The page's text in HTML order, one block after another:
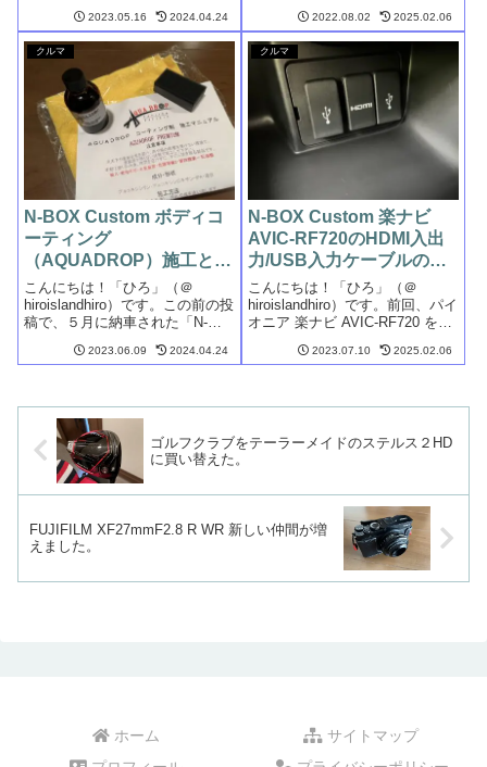
ンピングカーの需要もかつてな
いほどの大好調。キャンピング
カ...
2023.05.16 2024.04.24
しました。商品は「コムテック
COMTEC ZDR035 前後２カメラ
ドライブレコーダー」です。素
人では取り付けが...
2022.08.02 2025.02.06
クルマ
N-BOX Custom ボディコ
ーティング
（AQUADROP）施工とプ
ロテクションシートを貼っ
てみた。
こんにちは！「ひろ」（＠
hiroislandhiro）です。この前の投
稿で、５月に納車された「N-
BLACK」のフロアマットとラゲ
た「ボディコーティ...
2023.06.09 2024.04.24
クルマ
N-BOX Custom 楽ナビ
AVIC-RF720のHDMI入出
力/USB入力ケーブルの配
線方法
こんにちは！「ひろ」（＠
hiroislandhiro）です。前回、パイ
オニア 楽ナビ AVIC-RF720 を、
を投稿しました。今回は、ホン
HDMI出力...
2023.07.10 2025.02.06
ゴルフクラブをテーラーメイドのステルス２HD
に買い替えた。
FUJIFILM XF27mmF2.8 R WR 新しい仲間が増
えました。
ホーム
サイトマップ